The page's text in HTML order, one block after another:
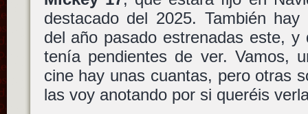
destacado del 2025. También
del año pasado estrenadas este, y
tenía pendientes de ver. Vamos,
cine hay unas cuantas, pero otras
las voy anotando por si queréis